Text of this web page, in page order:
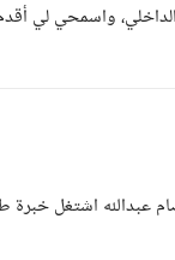
واسمحي لي
عبدالله اشتغل